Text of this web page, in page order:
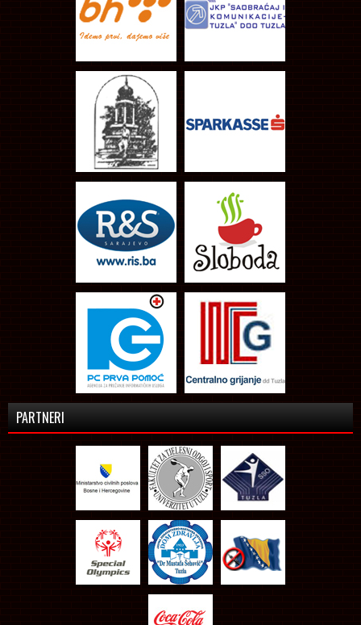
PARTNERI